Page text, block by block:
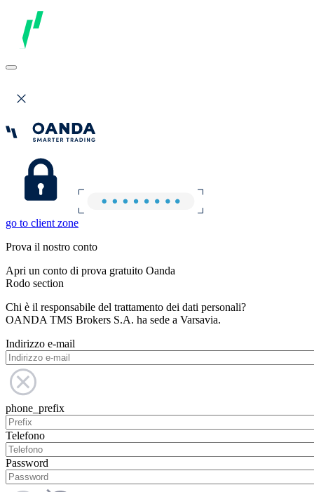
go to client zone
Prova il nostro conto
Apri un conto di prova gratuito Oanda
Rodo section
Chi è il responsabile del trattamento dei dati personali?
OANDA TMS Brokers S.A. ha sede a Varsavia.
Indirizzo e-mail
phone_prefix
Telefono
Password